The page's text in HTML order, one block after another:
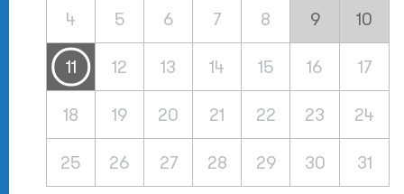
4 5 6 7 8 9 10
11 12 13 14 15 16 17
18 19 20 21 22 23 24
25 26 27 28 29 30 31